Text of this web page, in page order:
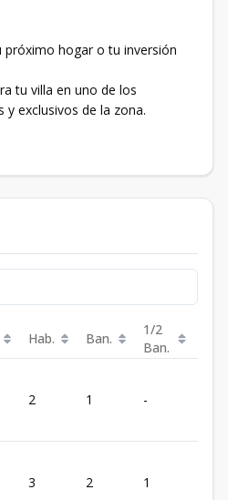
próximo hogar o tu inversión
tu villa en uno de los
exclusivos de la zona.
Hab. Ban.
1/2
Ban.
2 1 -
3 2 1